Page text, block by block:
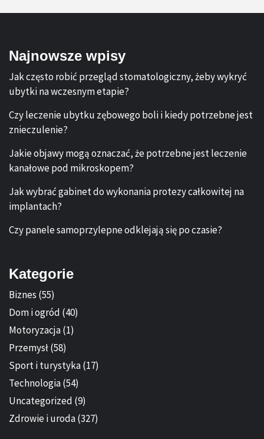
Najnowsze wpisy
Jak często robić przegląd stomatologiczny, żeby wykryć
ubytki na wczesnym etapie?
Czy leczenie ubytku zębowego boli i kiedy potrzebne jest
znieczulenie?
Jakie objawy mogą oznaczać, że potrzebne jest leczenie
kanałowe pod mikroskopem?
Jak wybrać gabinet do wykonania protezy całkowitej na
implantach?
Czy panele samoprzylepne odklejają się po czasie?
Kategorie
Biznes (55)
Dom i ogród (40)
Motoryzacja(1)
Przemysł(58)
Sport i turystyka(17)
Technologia(54)
Uncategorized (9)
Zdrowie i uroda(327)